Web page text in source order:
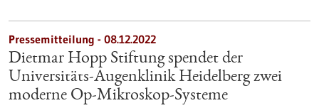
Pressemitteilung - 08.12.2022
Dietmar Hopp Stiftung spendet der
Universitäts-Augenklinik Heidelberg zwei
moderne Op-Mikroskop-Systeme